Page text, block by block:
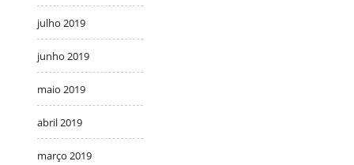
julho 2019
junho 2019
maio 2019
abril 2019
março 2019